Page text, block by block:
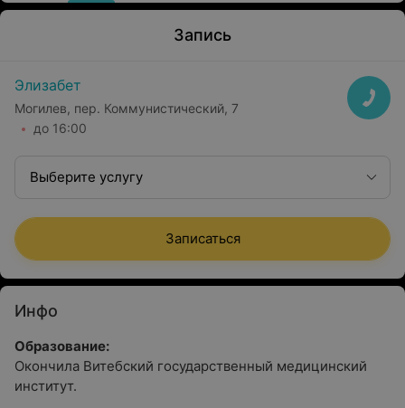
Запись
Элизабет
Могилев, пер. Коммунистический, 7
до 16:00
Выберите услугу
Записаться
Инфо
Образование:
Окончила Витебский государственный медицинский
институт.